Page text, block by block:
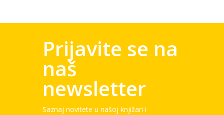
Prijavite se na
naš
newsletter
Saznaj novitete u našoj knjižari i